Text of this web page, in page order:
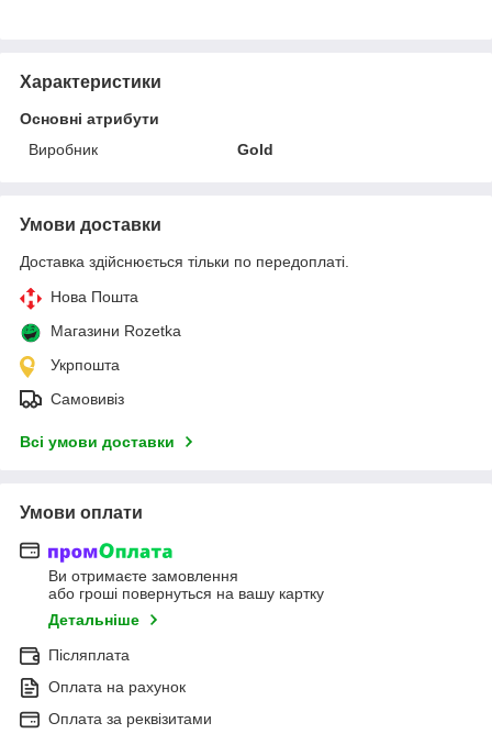
Характеристики
Основні атрибути
Виробник
Gold
Умови доставки
Доставка здійснюється тільки по передоплаті.
Нова Пошта
Магазини Rozetka
Укрпошта
Самовивіз
Всі умови доставки
Умови оплати
Ви отримаєте замовлення
або гроші повернуться на вашу картку
Детальніше
Післяплата
Оплата на рахунок
Оплата за реквізитами